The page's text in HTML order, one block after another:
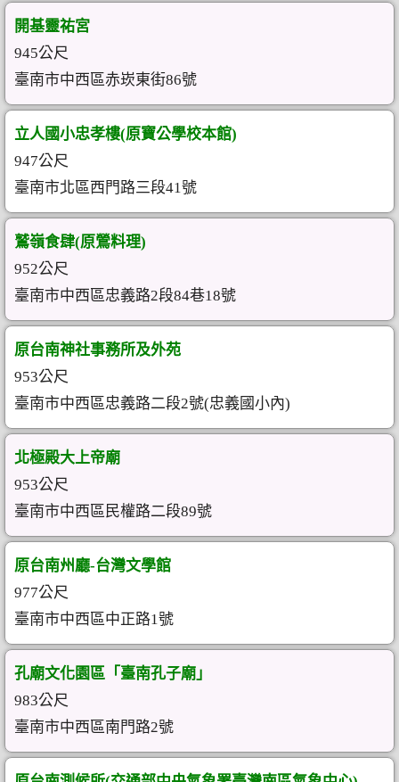
開基靈祐宮
945公尺
臺南市中西區赤崁東街86號
立人國小忠孝樓(原寶公學校本館)
947公尺
臺南市北區西門路三段41號
鷲嶺食肆(原鶯料理)
952公尺
臺南市中西區忠義路2段84巷18號
原台南神社事務所及外苑
953公尺
臺南市中西區忠義路二段2號(忠義國小內)
北極殿大上帝廟
953公尺
臺南市中西區民權路二段89號
原台南州廳-台灣文學館
977公尺
臺南市中西區中正路1號
孔廟文化園區「臺南孔子廟」
983公尺
臺南市中西區南門路2號